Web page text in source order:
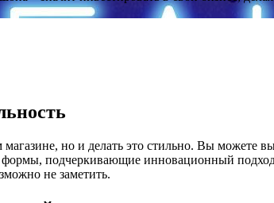
но и делать это стильно. Вы можете
подчеркивающие инновационный
не заметить.